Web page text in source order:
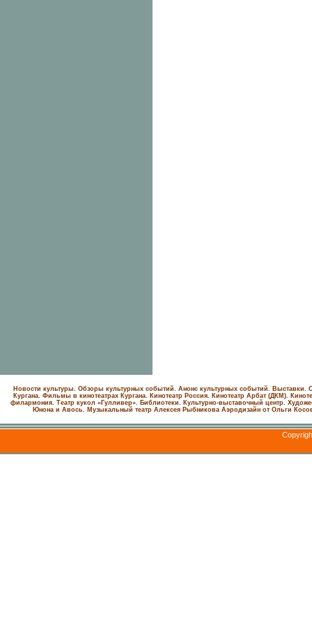
Новости культуры. Обзоры культурных событий. Анонс культурных событий. Выставки.
Кургана. Фильмы в кинотеатрах Кургана.
Кинотеатр Россия. Кинотеатр Арбат (ДКМ).
филармония. Театр кукол «Гулливер». Библиотеки. Культурно-выставочный центр.
Юнона и Авось. Музыкальный театр Алексея Рыбникова Аэродизайн от Ольги